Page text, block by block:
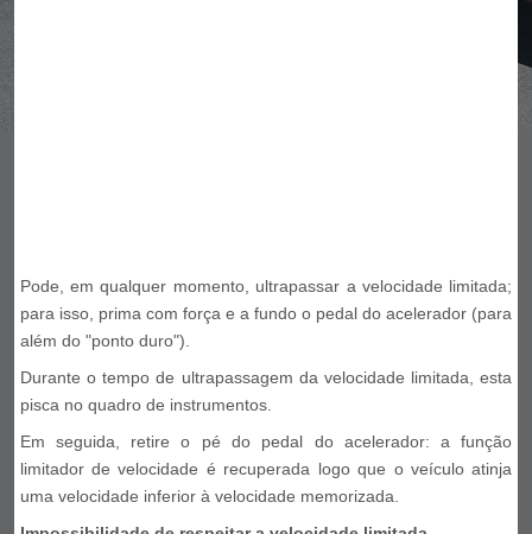
Pode, em qualquer momento, ultrapassar a velocidade limitada;
para isso, prima com força e a fundo o pedal do acelerador (para
além do "ponto duro").
Durante o tempo de ultrapassagem da velocidade limitada, esta
pisca no quadro de instrumentos.
Em seguida, retire o pé do pedal do acelerador: a função
limitador de velocidade é recuperada logo que o veículo atinja
uma velocidade inferior à velocidade memorizada.